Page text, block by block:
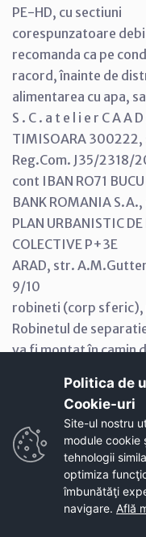
PE-HD, cu sectiuni
corespunzatoare
recomanda ca pe
racord, înainte de
alimentarea cu apa,
S . C . a t e l i e r C A A D
TIMISOARA
Reg.Com. J35/2318/
cont IBAN RO71
BANK ROMANIA
PLAN URBANISTIC
COLECTIVE P+3E
ARAD, str.
9/10
robineti (corp
Robinetul de
va fi montat în camin
subsolul tehnic al
· Canalizarea: se va
canalizare menajera
str. Arinului.
Colectorul de racord
din incinta urmeaza a
executa din tuburi
Politica de
Cookie-uri‎
Site-ul nostru
module cookie
tehnologii
optimiza
îmbunătăţi
navigare. Află